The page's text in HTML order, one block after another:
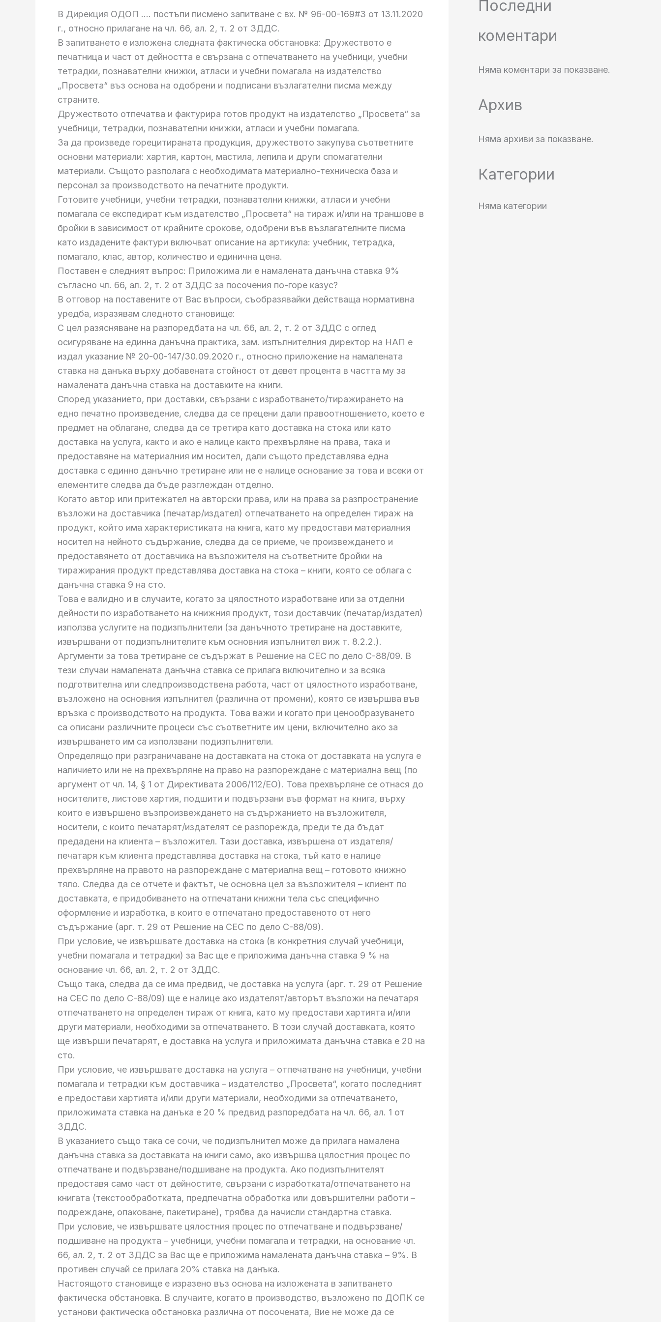
В Дирекция ОДОП …. постъпи писмено запитване с вх. № 96-00-169#3 от 13.11.2020
г., относно прилагане на чл. 66, ал. 2, т. 2 от ЗДДС.
В запитването е изложена следната фактическа обстановка: Дружеството е
печатница и част от дейността е свързана с отпечатването на учебници, учебни
тетрадки, познавателни книжки, атласи и учебни помагала на издателство
„Просвета“ въз основа на одобрени и подписани възлагателни писма между
страните.
Дружеството отпечатва и фактурира готов продукт на издателство „Просвета“ за
учебници, тетрадки, познавателни книжки, атласи и учебни помагала.
За да произведе горецитираната продукция, дружеството закупува съответните
основни материали: хартия, картон, мастила, лепила и други спомагателни
материали. Същото разполага с необходимата материално-техническа база и
персонал за производството на печатните продукти.
Готовите учебници, учебни тетрадки, познавателни книжки, атласи и учебни
помагала се експедират към издателство „Просвета“ на тираж и/или на траншове в
бройки в зависимост от крайните срокове, одобрени във възлагателните писма
като издадените фактури включват описание на артикула: учебник, тетрадка,
помагало, клас, автор, количество и единична цена.
Поставен е следният въпрос: Приложима ли е намалената данъчна ставка 9%
съгласно чл. 66, ал. 2, т. 2 от ЗДДС за посочения по-горе казус?
В отговор на поставените от Вас въпроси, съобразявайки действаща нормативна
уредба, изразявам следното становище:
С цел разясняване на разпоредбата на чл. 66, ал. 2, т. 2 от ЗДДС с оглед
осигуряване на eдинна данъчна практика, зам. изпълнителния директор на НАП е
издал указание № 20-00-147/30.09.2020 г., относно приложение на намалената
ставка на данъка върху добавената стойност от девет процента в частта му за
намалената данъчна ставка на доставките на книги.
Според указанието, при доставки, свързани с изработването/тиражирането на
едно печатно произведение, следва да се прецени дали правоотношението, което е
предмет на облагане, следва да се третира като доставка на стока или като
доставка на услуга, както и ако е налице както прехвърляне на права, така и
предоставяне на материалния им носител, дали същото представлява една
доставка с единно данъчно третиране или не е налице основание за това и всеки от
елементите следва да бъде разглеждан отделно.
Когато автор или притежател на авторски права, или на права за разпространение
възложи на доставчика (печатар/издател) отпечатването на определен тираж на
продукт, който има характеристиката на книга, като му предостави материалния
носител на нейното съдържание, следва да се приеме, че произвеждането и
предоставянето от доставчика на възложителя на съответните бройки на
тиражирания продукт представлява доставка на стока – книги, която се облага с
данъчна ставка 9 на сто.
Това е валидно и в случаите, когато за цялостното изработване или за отделни
дейности по изработването на книжния продукт, този доставчик (печатар/издател)
използва услугите на подизпълнители (за данъчното третиране на доставките,
извършвани от подизпълнителите към основния изпълнител виж т. 8.2.2.).
Аргументи за това третиране се съдържат в Решение на СЕС по дело С-88/09. В
тези случаи намалената данъчна ставка се прилага включително и за всяка
подготвителна или следпроизводствена работа, част от цялостното изработване,
възложено на основния изпълнител (различна от промени), която се извършва във
връзка с производството на продукта. Това важи и когато при ценообразуването
са описани различните процеси със съответните им цени, включително ако за
извършването им са използвани подизпълнители.
Определящо при разграничаване на доставката на стока от доставката на услуга е
наличието или не на прехвърляне на право на разпореждане с материална вещ (по
аргумент от чл. 14, § 1 от Директивата 2006/112/ЕО). Това прехвърляне се отнася до
носителите, листове хартия, подшити и подвързани във формат на книга, върху
които е извършено възпроизвеждането на съдържанието на възложителя,
носители, с които печатарят/издателят се разпорежда, преди те да бъдат
предадени на клиента – възложител. Тази доставка, извършена от издателя/
печатаря към клиента представлява доставка на стока, тъй като е налице
прехвърляне на правото на разпореждане с материална вещ – готовото книжно
тяло. Следва да се отчете и фактът, че основна цел за възложителя – клиент по
доставката, е придобиването на отпечатани книжни тела със специфично
оформление и изработка, в които е отпечатано предоставеното от него
съдържание (арг. т. 29 от Решение на СЕС по дело С-88/09).
При условие, че извършвате доставка на стока (в конкретния случай учебници,
учебни помагала и тетрадки) за Вас ще е приложима данъчна ставка 9 % на
основание чл. 66, ал. 2, т. 2 от ЗДДС.
Също така, следва да се има предвид, че доставка на услуга (арг. т. 29 от Решение
на СЕС по дело С-88/09) ще е налице ако издателят/авторът възложи на печатаря
отпечатването на определен тираж от книга, като му предостави хартията и/или
други материали, необходими за отпечатването. В този случай доставката, която
ще извърши печатарят, е доставка на услуга и приложимата данъчна ставка е 20 на
сто.
При условие, че извършвате доставка на услуга – отпечатване на учебници, учебни
помагала и тетрадки към доставчика – издателство „Просвета“, когато последният
е предостави хартията и/или други материали, необходими за отпечатването,
приложимата ставка на данъка е 20 % предвид разпоредбата на чл. 66, ал. 1 от
ЗДДС.
В указанието също така се сочи, че подизпълнител може да прилага намалена
данъчна ставка за доставката на книги само, ако извършва цялостния процес по
отпечатване и подвързване/подшиване на продукта. Ако подизпълнителят
предоставя само част от дейностите, свързани с изработката/отпечатването на
книгата (текстообработката, предпечатна обработка или довършителни работи –
подреждане, опаковане, пакетиране), трябва да начисли стандартна ставка.
При условие, че извършвате цялостния процес по отпечатване и подвързване/
подшиване на продукта – учебници, учебни помагала и тетрадки, на основание чл.
66, ал. 2, т. 2 от ЗДДС за Вас ще е приложима намалената данъчна ставка – 9%. В
противен случай се прилага 20% ставка на данъка.
Настоящото становище е изразено въз основа на изложената в запитването
фактическа обстановка. В случаите, когато в производство, възложено по ДОПК се
установи фактическа обстановка различна от посочената, Вие не може да се
Последни
коментари
Няма коментари за показване.
Архив
Няма архиви за показване.
Категории
Няма категории